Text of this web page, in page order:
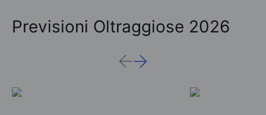
Previsioni Oltraggiose 2026